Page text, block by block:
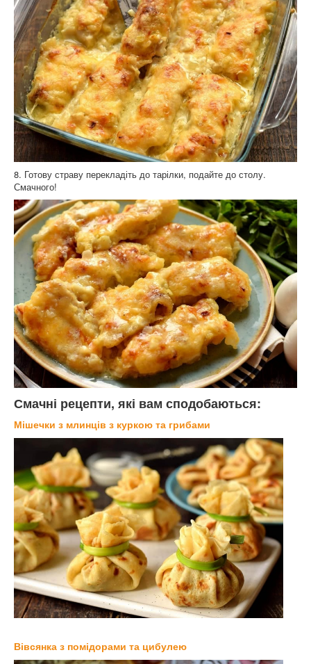
8. Готову страву перекладіть до тарілки, подайте до столу.
Смачного!
Смачні рецепти, які вам сподобаються:
Мішечки з млинців з куркою та грибами
Вівсянка з помідорами та цибулею